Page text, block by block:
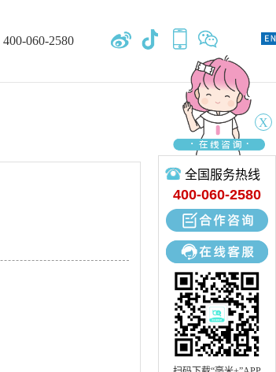
400-060-2580
X
全国服务热线
400-060-2580
立
即